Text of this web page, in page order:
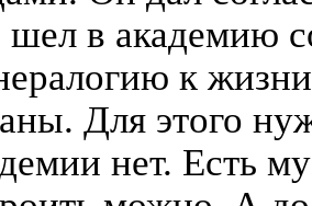
шел в академию
к
Для этого
нет. Есть